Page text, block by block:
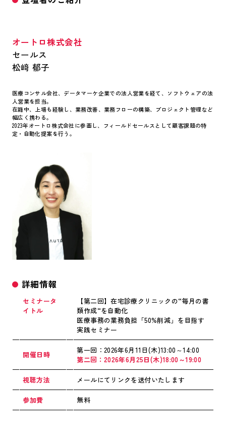
オートロ株式会社
セールス
松﨑 郁子
医療コンサル会社、データマーケ企業での法人営業を経て、ソフトウェアの法
人営業を担当。
在籍中、上場も経験し、業務改善、業務フローの構築、プロジェクト管理など
幅広く携わる。
2023年オートロ株式会社に参画し、フィールドセールスとして顧客課題の特
定・自動化提案を行う。
詳細情報
セミナータ
イトル
【第二回】在宅診療クリニックの“毎月の書
類作成“を自動化
医療事務の業務負担「50%削減」を目指す
実践セミナー
開催日時
第一回：2026年6月11日(木)13:00～14:00
第二回：2026年6月25日(木)18:00～19:00
視聴方法 メールにてリンクを送付いたします
参加費 無料